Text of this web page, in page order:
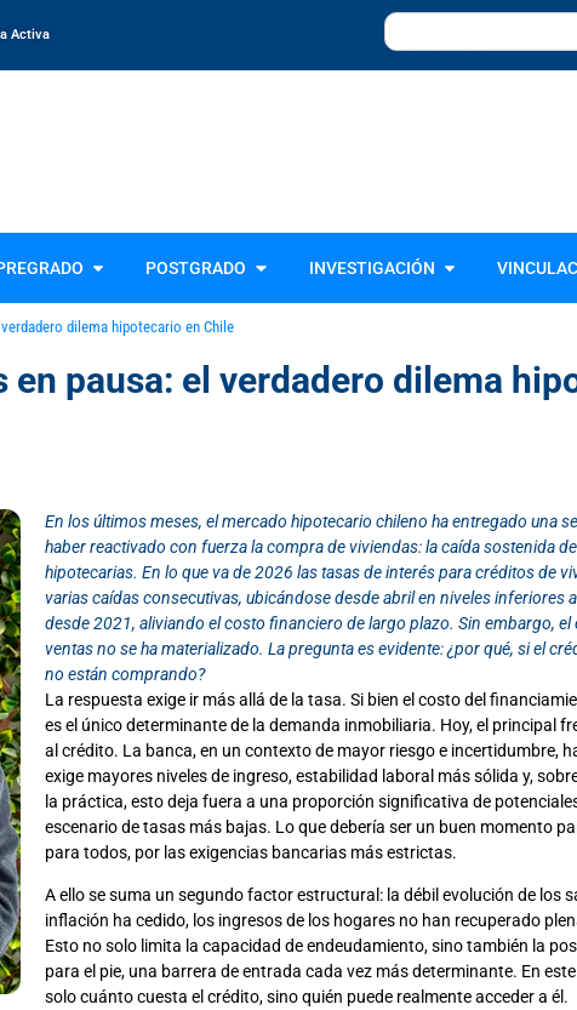
Activa
POSTGRADO INVESTIGACIÓN
dilema hipotecario en Chile
en pausa: el verdadero dilema
En los últimos meses, el mercado hipotecario chileno ha entregado una
haber reactivado con fuerza la compra de viviendas: la caída sostenida
hipotecarias. En lo que va de 2026 las tasas de interés para créditos de
varias caídas consecutivas, ubicándose desde abril en niveles inferiores
desde 2021, aliviando el costo financiero de largo plazo. Sin embargo, el
ventas no se ha materializado. La pregunta es evidente: ¿por qué, si el
no están comprando?
La respuesta exige ir más allá de la tasa. Si bien el costo del
es el único determinante de la demanda inmobiliaria. Hoy, el principal
al crédito. La banca, en un contexto de mayor riesgo e incertidumbre,
exige mayores niveles de ingreso, estabilidad laboral más sólida y,
la práctica, esto deja fuera a una proporción significativa de
escenario de tasas más bajas. Lo que debería ser un buen momento
para todos, por las exigencias bancarias más estrictas.
A ello se suma un segundo factor estructural: la débil evolución de los
inflación ha cedido, los ingresos de los hogares no han recuperado
Esto no solo limita la capacidad de endeudamiento, sino también la
para el pie, una barrera de entrada cada vez más determinante. En
solo cuánto cuesta el crédito, sino quién puede realmente acceder a él.